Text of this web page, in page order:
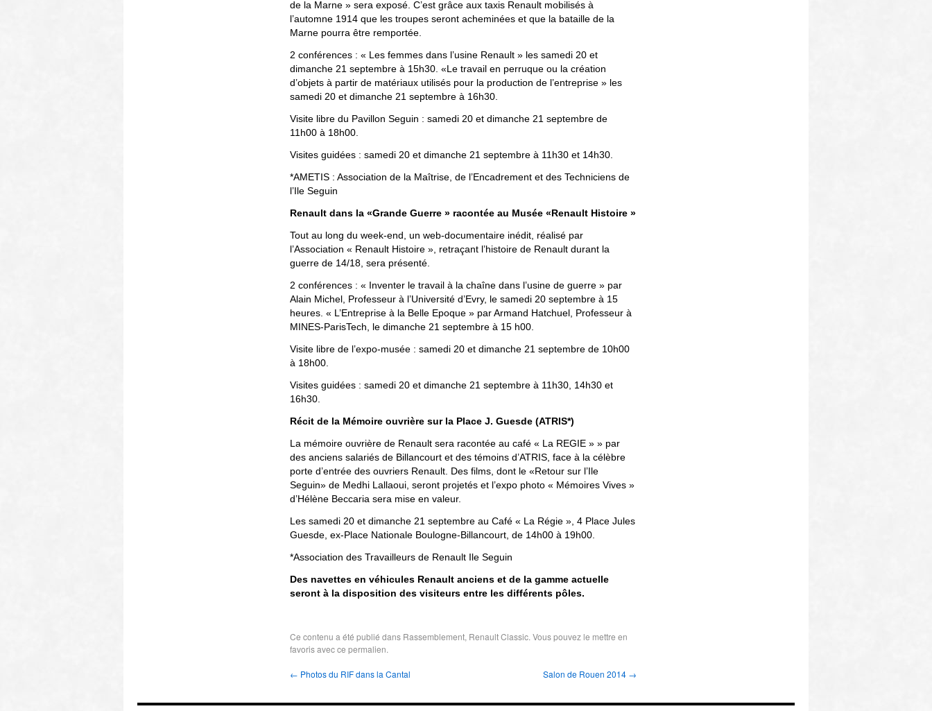
de la Marne » sera exposé. C’est grâce aux taxis Renault mobilisés à
l’automne 1914 que les troupes seront acheminées et que la bataille de la
Marne pourra être remportée.
2 conférences : « Les femmes dans l’usine Renault » les samedi 20 et
dimanche 21 septembre à 15h30. «Le travail en perruque ou la création
d’objets à partir de matériaux utilisés pour la production de l’entreprise » les
samedi 20 et dimanche 21 septembre à 16h30.
Visite libre du Pavillon Seguin : samedi 20 et dimanche 21 septembre de
11h00 à 18h00.
Visites guidées : samedi 20 et dimanche 21 septembre à 11h30 et 14h30.
*AMETIS : Association de la Maîtrise, de l’Encadrement et des Techniciens de
l’Ile Seguin
Renault dans la «Grande Guerre » racontée au Musée «Renault Histoire »
Tout au long du week-end, un web-documentaire inédit, réalisé par
l’Association « Renault Histoire », retraçant l’histoire de Renault durant la
guerre de 14/18, sera présenté.
2 conférences : « Inventer le travail à la chaîne dans l’usine de guerre » par
Alain Michel, Professeur à l’Université d’Evry, le samedi 20 septembre à 15
heures. « L’Entreprise à la Belle Epoque » par Armand Hatchuel, Professeur à
MINES-ParisTech, le dimanche 21 septembre à 15 h00.
Visite libre de l’expo-musée : samedi 20 et dimanche 21 septembre de 10h00
à 18h00.
Visites guidées : samedi 20 et dimanche 21 septembre à 11h30, 14h30 et
16h30.
Récit de la Mémoire ouvrière sur la Place J. Guesde (ATRIS*)
La mémoire ouvrière de Renault sera racontée au café « La REGIE » » par
des anciens salariés de Billancourt et des témoins d’ATRIS, face à la célèbre
porte d’entrée des ouvriers Renault. Des films, dont le «Retour sur l’Ile
Seguin» de Medhi Lallaoui, seront projetés et l’expo photo « Mémoires Vives »
d’Hélène Beccaria sera mise en valeur.
Les samedi 20 et dimanche 21 septembre au Café « La Régie », 4 Place Jules
Guesde, ex-Place Nationale Boulogne-Billancourt, de 14h00 à 19h00.
*Association des Travailleurs de Renault Ile Seguin
Des navettes en véhicules Renault anciens et de la gamme actuelle
seront à la disposition des visiteurs entre les différents pôles.
Ce contenu a été publié dans Rassemblement, Renault Classic. Vous pouvez le mettre en
favoris avecce permalien.
← Photos du RIF dans la Cantal Salon de Rouen 2014 →